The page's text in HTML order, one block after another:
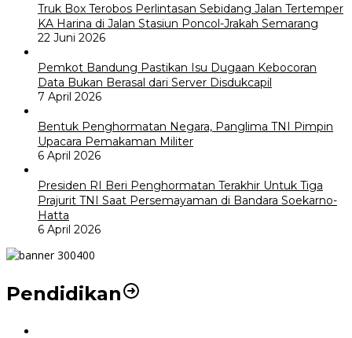
Truk Box Terobos Perlintasan Sebidang Jalan Tertemper
KA Harina di Jalan Stasiun Poncol-Jrakah Semarang
22 Juni 2026
Pemkot Bandung Pastikan Isu Dugaan Kebocoran
Data Bukan Berasal dari Server Disdukcapil
7 April 2026
Bentuk Penghormatan Negara, Panglima TNI Pimpin
Upacara Pemakaman Militer
6 April 2026
Presiden RI Beri Penghormatan Terakhir Untuk Tiga
Prajurit TNI Saat Persemayaman di Bandara Soekarno-
Hatta
6 April 2026
Pendidikan